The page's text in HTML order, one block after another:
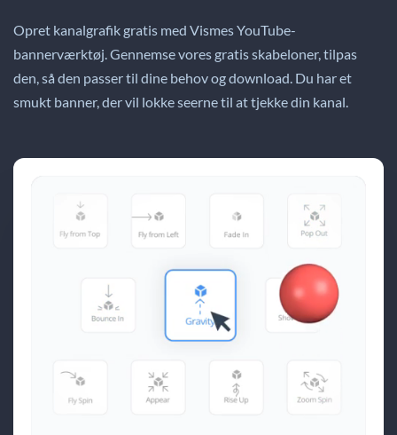
Opret kanalgrafik gratis med Vismes YouTube-
bannerværktøj. Gennemse vores gratis skabeloner, tilpas
den, så den passer til dine behov og download. Du har et
smukt banner, der vil lokke seerne til at tjekke din kanal.